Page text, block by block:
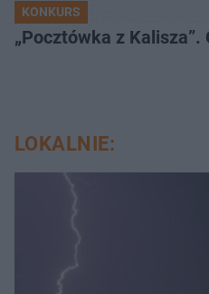
KONKURS
LOKALNIE: